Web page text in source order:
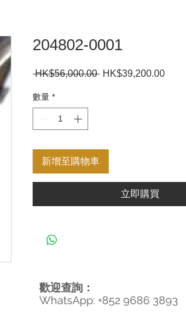
204802-0001
HK$56,000.00 一HK$39,200.00促
數量 *
新增至購物車
立即購買
歡迎查詢：
WhatsApp: +852 9686 3893